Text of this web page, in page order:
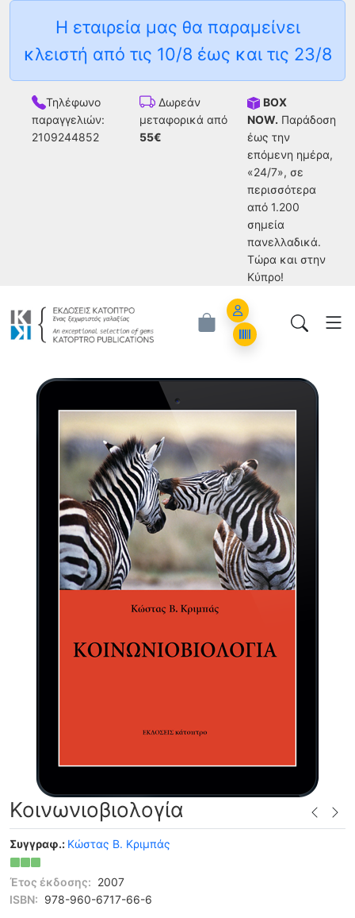
Η εταιρεία μας θα παραμείνει
κλειστή από τις 10/8 έως και τις 23/8
Τηλέφωνο
παραγγελιών:
2109244852
Δωρεάν
μεταφορικά από
55€
BOX
NOW. Παράδοση
έως την
επόμενη ημέρα,
«24/7», σε
περισσότερα
από 1.200
σημεία
πανελλαδικά.
Tώρα και στην
Κύπρο!
Account
Orders
Κοινωνιοβιολογία
Συγγραφ.: Κώστας Β. Κριμπάς
Έτος έκδοσης: 2007
ISBN: 978-960-6717-66-6